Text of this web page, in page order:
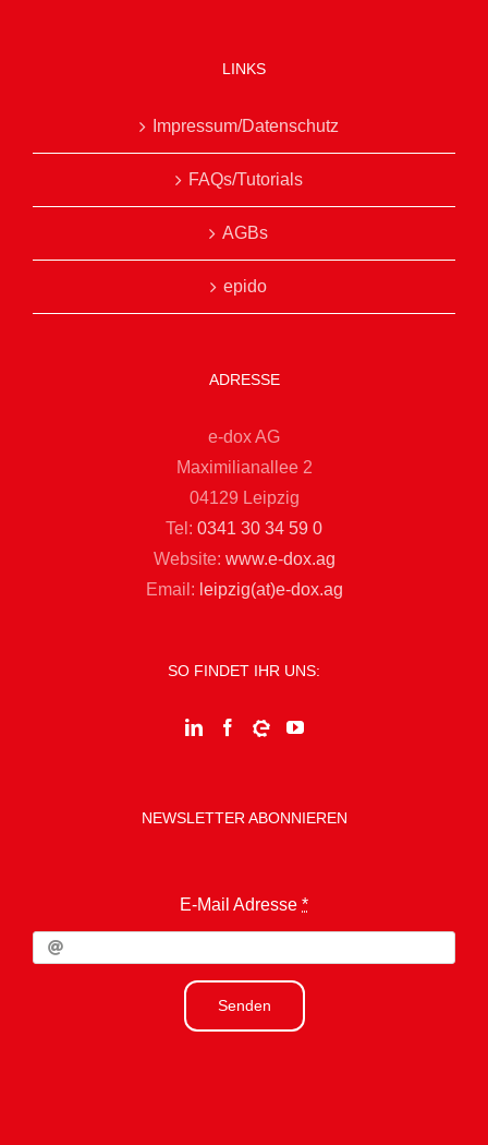
LINKS
Impressum/Datenschutz
FAQs/Tutorials
AGBs
epido
ADRESSE
e-dox AG
Maximilianallee 2
04129 Leipzig
Tel: 0341 30 34 59 0
Website: www.e-dox.ag
Email: leipzig(at)e-dox.ag
SO FINDET IHR UNS:
NEWSLETTER ABONNIEREN
E-Mail Adresse *
Senden